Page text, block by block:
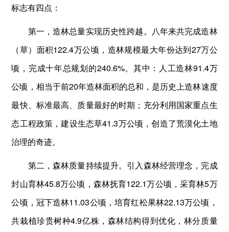
标志有四点：
第一，造林总量实现历史性跨越。八年来共完成造林
（草）面积122.4万公顷，造林规模最大年份达到27万公
顷，完成十年总规划的240.6%。其中：人工造林91.4万
公顷，相当于前20年造林面积的总和，是历史上造林速度
最快、标准最高、质量最好的时期；充分利用国家重点生
态工程政策，建设生态草41.3万公顷，创造了荒漠化土地
治理的奇迹。
第二，森林质量持续提升。引入森林经营理念，完成
封山育林45.8万公顷，森林抚育122.1万公顷，采育林5万
公顷，冠下造林11.03公顷，培育红松果林22.13万公顷，
共栽植珍贵树种4.9亿株，森林结构得到优化，林分质量